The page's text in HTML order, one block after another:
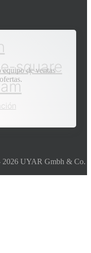
square
equipo de ventas
2026 UYAR Gmbh & Co.